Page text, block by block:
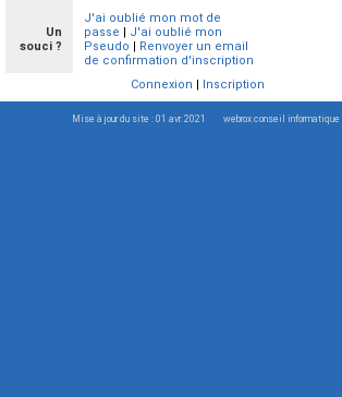
Un
souci ?
J'ai oublié mon mot de
passe | J'ai oublié mon
Pseudo | Renvoyer un email
de confirmation d'inscription
Connexion | Inscription
Mise à jour du site : 01 avr. 2021 webrox conseil informatique